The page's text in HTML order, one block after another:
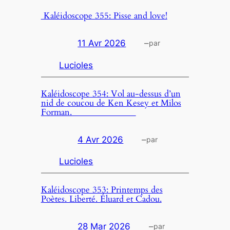
Kaléidoscope 355: Pisse and love!
11 Avr 2026 –par
Lucioles
Kaléidoscope 354: Vol au-dessus d’un
nid de coucou de Ken Kesey et Milos
Forman.
4 Avr 2026 –par
Lucioles
Kaléidoscope 353: Printemps des
Poètes. Liberté. Éluard et Cadou.
28 Mar 2026 –par